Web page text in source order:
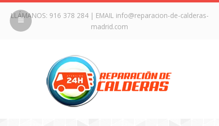
LLÁMANOS: 916 378 284| EMAIL info@reparacion-de-calderas-
madrid.com